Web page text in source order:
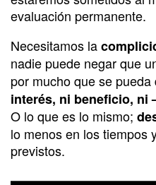
evaluación permanente.
Necesitamos la
nadie puede negar que
por mucho que se pueda
interés, ni beneficio, ni
O lo que es lo mismo;
lo menos en los tiempos
previstos.